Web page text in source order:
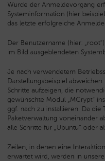
Wurde der Anmeldevorgang
Systeminformation (hier
das letzte erfolgreiche
Der Benutzername (hier:
im Bild ausgeblendeten
Je nach verwendetem
Darstellungsbeispiel
Schritte aufzeigen, die
gewünschte Modul „MCrypt“
ggf. nach zu installieren. Da
Paketverwaltung voneinander
alle Schritte für „Ubuntu“ oder
Zeilen, in denen eine
erwartet wird, werden in